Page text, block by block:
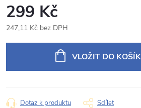
Produkt:
polétavé rzi a brzdového
Jméno
299 Kč
247,11 Kč bez DPH
VLOŽIT DO
Dotaz k produktu Sdílet